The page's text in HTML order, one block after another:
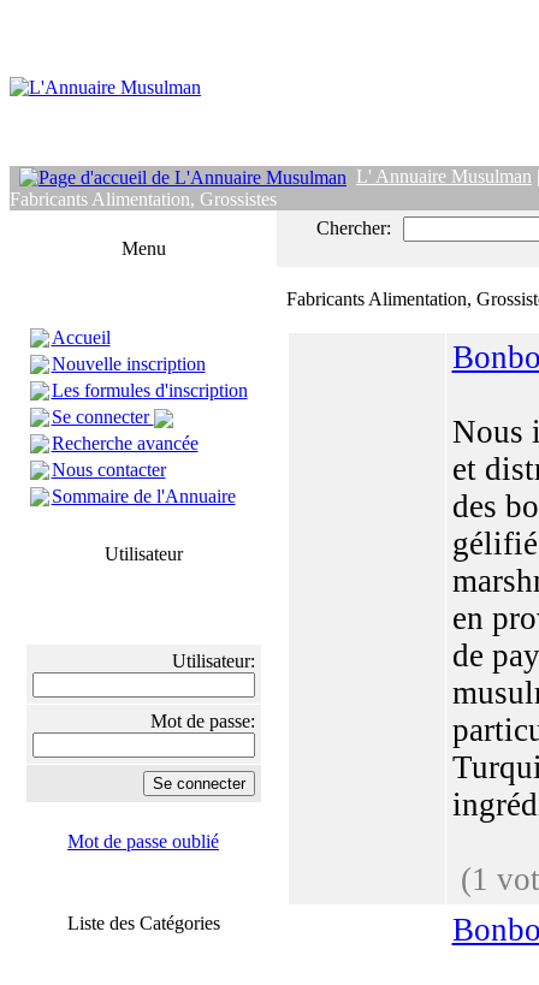
L' Annuaire Musulman
Fabricants Alimentation, Grossistes
Menu
Accueil
Nouvelle inscription
Les formules d'inscription
Se connecter
Recherche avancée
Nous contacter
Sommaire de l'Annuaire
Utilisateur
Utilisateur:
Mot de passe:
Mot de passe oublié
Liste des Catégories
Chercher:
Fabricants Alimentation,
Nous
et
des
en
de
(1